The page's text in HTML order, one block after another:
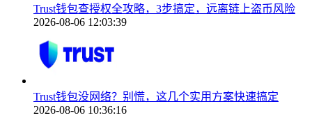
Trust钱包查授权全攻略，3步搞定，远离链上盗币风险
2026-08-06 12:03:39
Trust钱包没网络？别慌，这几个实用方案快速搞定
2026-08-06 10:36:16